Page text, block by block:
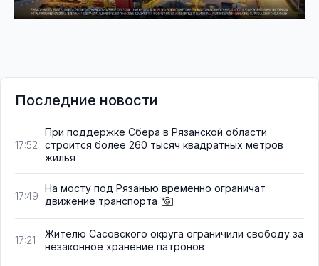
Последние новости
17:52
При поддержке Сбера в Рязанской области
строится более 260 тысяч квадратных метров
жилья
17:49
На мосту под Рязанью временно ограничат
движение транспорта
17:21
Жителю Сасовского округа ограничили свободу за
незаконное хранение патронов